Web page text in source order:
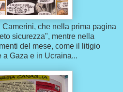
che nella prima pagina
sicurezza", mentre nella
del mese, come il litigio
a Gaza e in Ucraina...